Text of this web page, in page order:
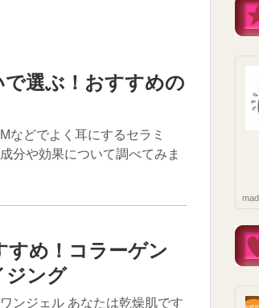
選ぶ！おすすめの
などでよく耳にするセラミ
分や効果について調べてみま
すめ！コラーゲン
ジング
ンジェル あなたは乾燥肌です